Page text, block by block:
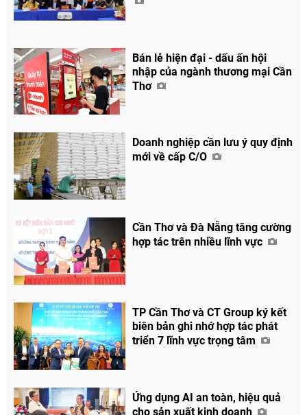
Bán lẻ hiện đại - dấu ấn hội
nhập của ngành thương mại Cần
Thơ
Doanh nghiệp cần lưu ý quy định
mới về cấp C/O
Cần Thơ và Đà Nẵng tăng cường
hợp tác trên nhiều lĩnh vực
TP Cần Thơ và CT Group ký kết
biên bản ghi nhớ hợp tác phát
triển 7 lĩnh vực trọng tâm
Ứng dụng AI an toàn, hiệu quả
cho sản xuất kinh doanh